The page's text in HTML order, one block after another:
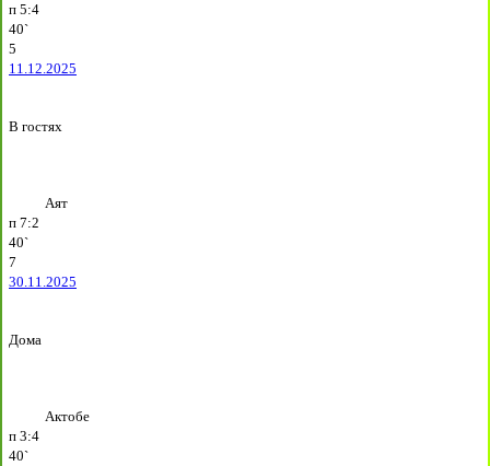
п 5:4
40`
5
11.12.2025
В гостях
Аят
п 7:2
40`
7
30.11.2025
Дома
Актобе
п 3:4
40`